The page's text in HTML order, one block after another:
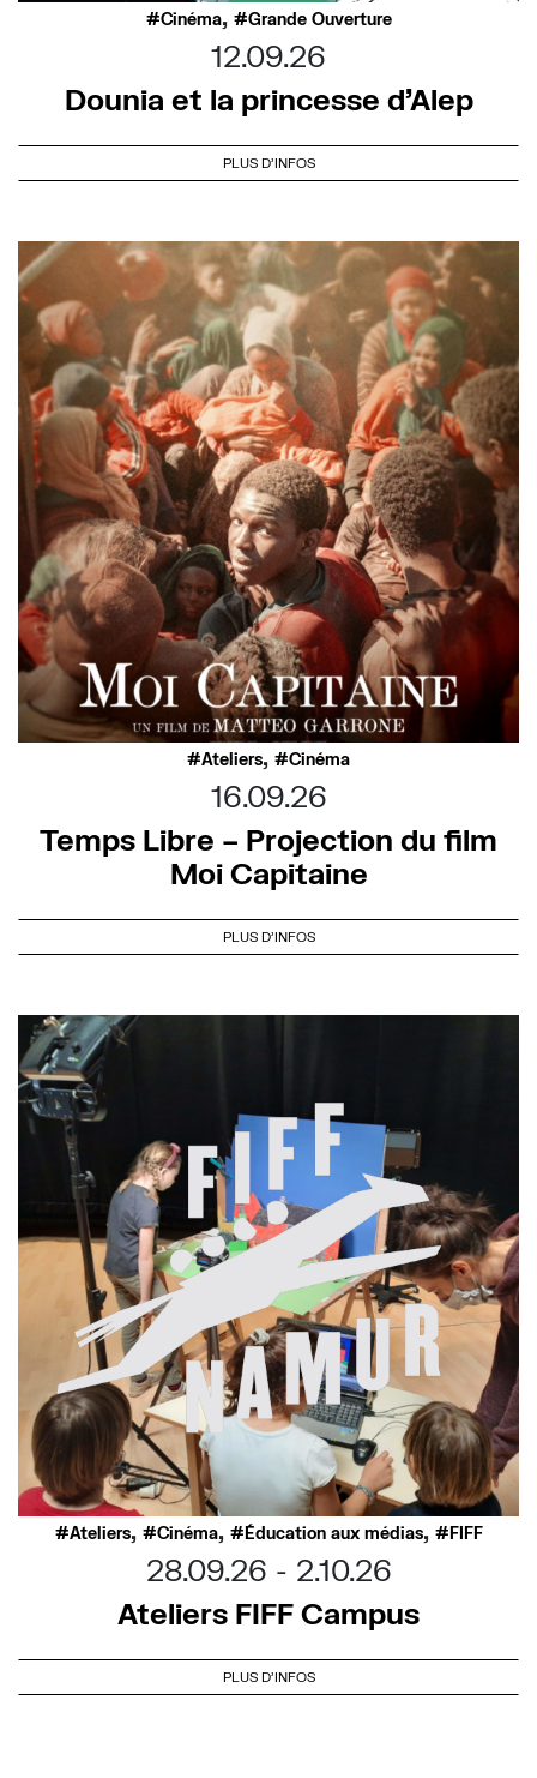
Cinéma, Grande Ouverture
12.09.26
Dounia et la princesse d’Alep
PLUS D'INFOS
Ateliers, Cinéma
16.09.26
Temps Libre – Projection du film
Moi Capitaine
PLUS D'INFOS
Ateliers, Cinéma, Éducation aux médias, FIFF
28.09.26
2.10.26
Ateliers FIFF Campus
PLUS D'INFOS